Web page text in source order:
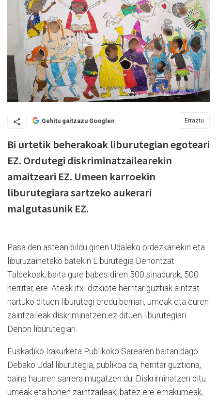
Gehitu gaitzazu Googlen Erraztu
Bi urtetik beherakoak liburutegian egoteari
EZ. Ordutegi diskriminatzailearekin
amaitzeari EZ. Umeen karroekin
liburutegiara sartzeko aukerari
malgutasunik EZ.
Pasa den astean bildu ginen Udaleko ordezkariekin eta
liburuzainetako batekin Liburutegia Denontzat
Taldekoak, baita gure babes diren 500 sinadurak, 500
herritar, ere. Ateak itxi dizkiote herritar guztiak aintzat
hartuko dituen liburutegi eredu berriari, umeak eta euren
zaintzaileak diskriminatzen ez dituen liburutegiari.
Denon liburutegiari.
Euskadiko Irakurketa Publikoko Sarearen baitan dago
Debako Udal liburutegia, publikoa da, herritar guztiona,
baina haurren sarrera mugatzen du. Diskriminatzen ditu
umeak eta horien zaintzaileak; batez ere emakumeak,